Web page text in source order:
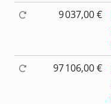
9 037,00 €
97 106,00 €